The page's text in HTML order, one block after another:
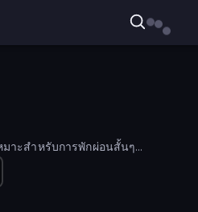
าะสำหรับการพักผ่อนสั้นๆ
นไลน์ฟรีที่สะดุดตาของเรา